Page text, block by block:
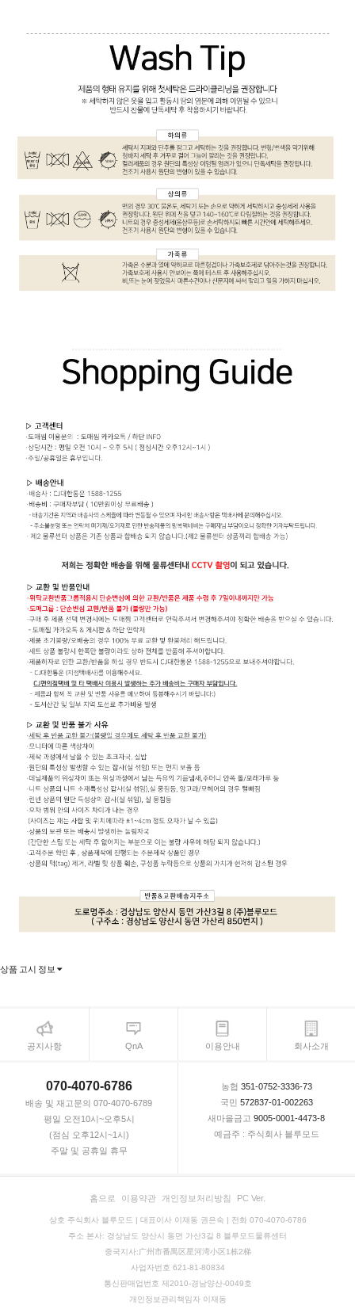
상품 고시 정보
공지사항 QnA 이용안내 회사소개
070-4070-6786
배송 및 재고문의 070-4070-6789
평일 오전10시~오후5시
(점심 오후12시~1시)
주말 및 공휴일 휴무
농협 351-0752-3336-73
국민 572837-01-002263
새마을금고 9005-0001-4473-8
예금주 : 주식회사 블루모드
홈으로 이용약관 개인정보처리방침 PC Ver.
상호 주식회사 블루모드 | 대표이사 이재동 권은숙 | 전화 070-4070-6786
주소 본사: 경상남도 양산시 동면 가산3길 8 블루모드물류센터
중국지사:广州市番禺区星河湾小区1栋2梯
사업자번호 621-81-80834
통신판매업번호 제2010-경남양산-0049호
개인정보관리책임자 이재동